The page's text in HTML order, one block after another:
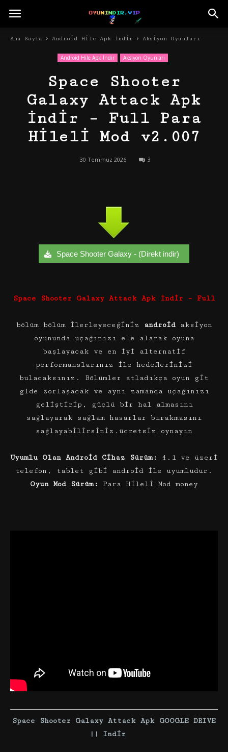
Ana Sayfa Android Hile Apk İndir Aksiyon Oyunları
Android Hile Apk İndir Aksiyon Oyunları
Space Shooter
Galaxy Attack Apk
İndir – Full Para
Hileli Mod v2.007
30 Temmuz 2026 3
Space Shooter Galaxy - (Direkt indir)
Space Shooter Galaxy Attack Apk İndir – Full
bölüm bölüm ilerleyeceğiniz androidaksiyon
oyununda uçağınızı ele alarak oyuna
başlayacak ve en iyi alternatif
performanslarınız ile hedeflerinizi
bulacaksınız. Bölümler atladıkça oyun git
gide zorlaşacak ve aynı zamanda uçağınızı
geliştirip, güçlü bir hal almasını
sağlayarak sağlam hasarlar bırakmasını
sağlayabilirsiniz.ücretsiz oynayın
Uyumlu Olan Android Cihaz Sürüm:
4.1 ve üzeri
telefon, tablet gibi android ile uyumludur.
Oyun Mod Sürüm:
Para Hileli Mod money
Space Shooter Galaxy Attack Apk GOOGLE DRIVE
|| Indir